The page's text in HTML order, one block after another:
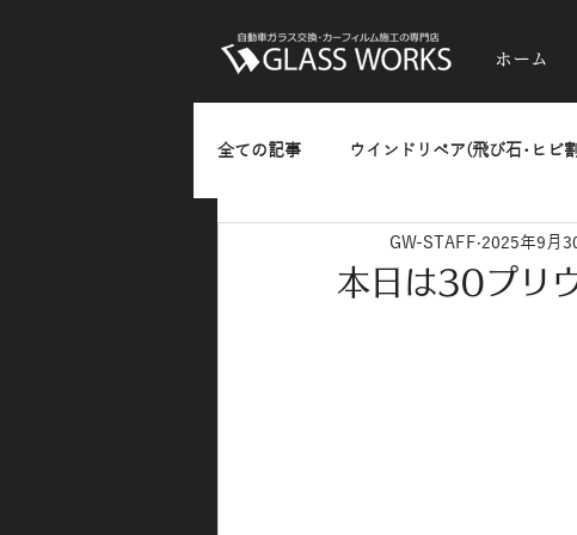
ホーム
全ての記事 ウインドリペア(飛び石･ヒビ
ガラスのひっかきキズ･油膜・水垢除去
本日は30プリ
GW-STAFF 2025年9月